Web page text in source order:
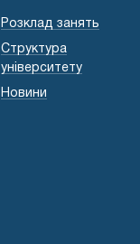
Розклад занять
Структура
університету
Новини